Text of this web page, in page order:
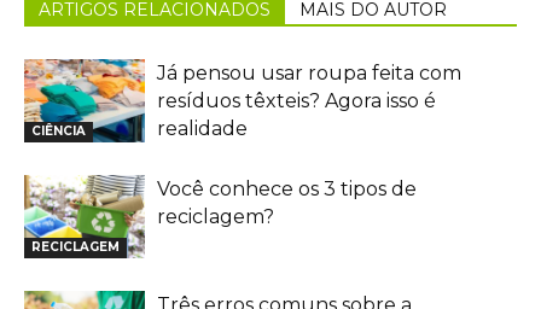
ARTIGOS RELACIONADOS MAIS DO AUTOR
CIÊNCIA
Já pensou usar roupa feita com
resíduos têxteis? Agora isso é
realidade
RECICLAGEM
Você conhece os 3 tipos de
reciclagem?